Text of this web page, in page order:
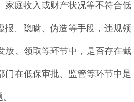
家庭收入或财产状况等不符合低
报、隐瞒、伪造等手段，违规领
放、领取等环节中，是否存在截
门在低保审批、监管等环节中是